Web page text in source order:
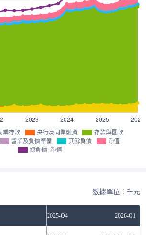
業存款 央行及同業融資
存款與匯款
營業及負債準備 其餘負債
淨值
總負債+淨值
數據單位：千元
2025-Q4 2026-Q1